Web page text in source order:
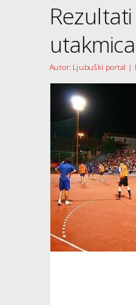
Autor: Ljubuški portal |